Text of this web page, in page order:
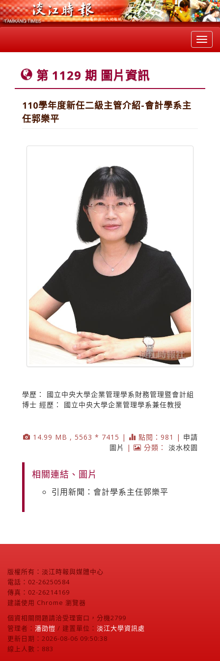
第 1129 期 圖片資訊
110學年度新任二級主管介紹-會計學系主
任郭樂平
學歷： 國立中央大學企業管理學系財務管理暨會計組
博士 經歷： 國立中央大學企業管理學系兼任教授
14.99 MB , 5563 * 7415 | 點閱：981 | 申請
圖片
| 分類： 淡水校園
相關連結、圖片
引用新聞：會計學系主任郭樂平
版權所有：淡江時報與媒體中心
電話：02-26250584
傳真：02-26214169
建議使用 Chrome 瀏覽器
個資相關問題請洽受理窗口，分機2799
管理者： 潘劭愷 / 建置單位： 淡江大學資訊處
更新日期：2026-08-06 09:50:38
線上人數：883